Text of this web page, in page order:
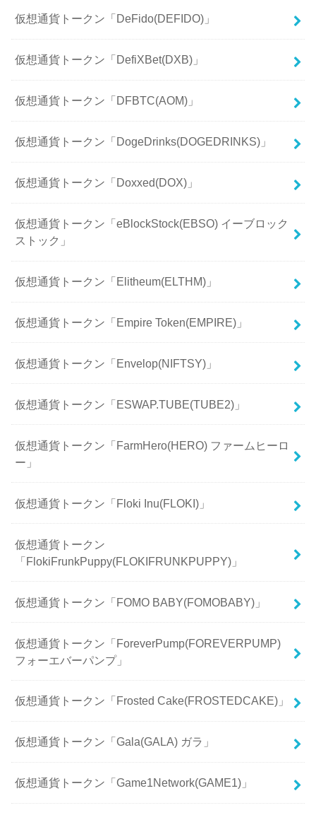
仮想通貨トークン「DeFido(DEFIDO)」
仮想通貨トークン「DefiXBet(DXB)」
仮想通貨トークン「DFBTC(AOM)」
仮想通貨トークン「DogeDrinks(DOGEDRINKS)」
仮想通貨トークン「Doxxed(DOX)」
仮想通貨トークン「eBlockStock(EBSO) イーブロック
ストック」
仮想通貨トークン「Elitheum(ELTHM)」
仮想通貨トークン「Empire Token(EMPIRE)」
仮想通貨トークン「Envelop(NIFTSY)」
仮想通貨トークン「ESWAP.TUBE(TUBE2)」
仮想通貨トークン「FarmHero(HERO) ファームヒーロ
ー」
仮想通貨トークン「Floki Inu(FLOKI)」
仮想通貨トークン
「FlokiFrunkPuppy(FLOKIFRUNKPUPPY)」
仮想通貨トークン「FOMO BABY(FOMOBABY)」
仮想通貨トークン「ForeverPump(FOREVERPUMP)
フォーエバーパンプ」
仮想通貨トークン「Frosted Cake(FROSTEDCAKE)」
仮想通貨トークン「Gala(GALA) ガラ」
仮想通貨トークン「Game1Network(GAME1)」